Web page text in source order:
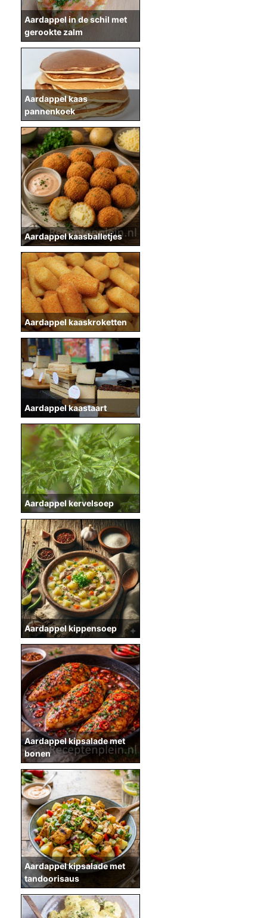
Aardappel in de schil met
gerookte zalm
Aardappel kaas
pannenkoek
Aardappel kaasballetjes
Aardappel kaaskroketten
Aardappel kaastaart
Aardappel kervelsoep
Aardappel kippensoep
Aardappel kipsalade met
bonen
Aardappel kipsalade met
tandoorisaus